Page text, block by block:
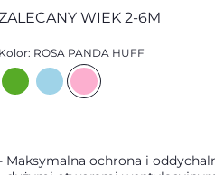
WIEK 2-6M
Kolor: ROSA PANDA HUFF
Maksymalna ochrona i